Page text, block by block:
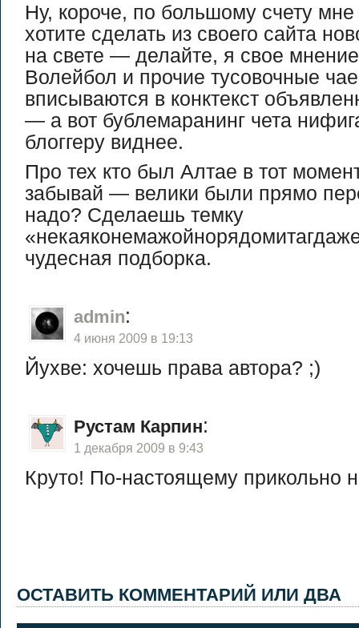
Ну, короче, по большому счету
хотите сделать из своего сайта
на свете — делайте, я свое
Волейбол и прочие тусовочные
вписываются в конктекст
— а вот бублемаранинг чета
блоггеру виднее.
Про тех кто был Алтае в тот
забывай — велики были прямо
надо? Сделаешь темку
чудесная подборка.
admin:
4 июня 2009 в 19:13
Йухве: хочешь права автора? ;)
Рустам Карпин:
1 декабря 2009 в 9:43
Круто! По-настоящему прикольно
ОСТАВИТЬ КОММЕНТАРИЙ ИЛИ ДВА